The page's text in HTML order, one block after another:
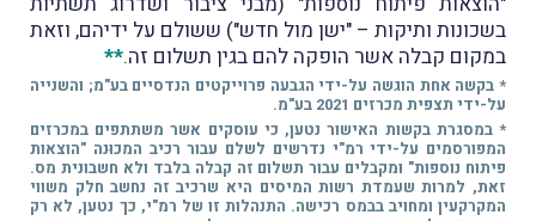
בשכונות ותיקות – "ישן מול חדש") ששולם על ידיהם, וזאת
במקום קבלה אשר הופקה להם בגין תשלום זה.**
* בקשה אחת הוגשה על-ידי הגבעה פרוייקטים הנדסיים בע"מ; והשנייה
על-ידי תצפית מכרזים 2021 בע"מ.
* במסגרת בקשות האישור נטען, כי עוסקים אשר משתתפים במכרזים
המפורסמים על-ידי רמ"י נדרשים לשלם עבור רכיב המכוּנה "הוצאות
פיתוח נוספות" ומקבלים עבור תשלום זה קבלה בלבד ולא חשבונית מס.
זאת, למרות שעמדת רשות המיסים היא שרכיב זה נחשב חלק משווי
המקרקעין ומחויב בבמס רכישה. התנהלות זו של רמ"י, כך נטען, לא רק